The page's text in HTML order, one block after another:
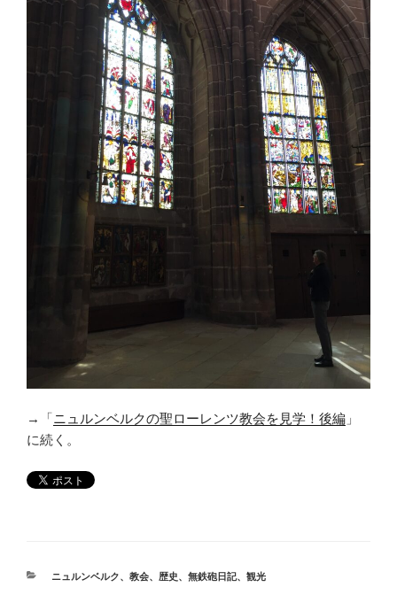
→「 ニュルンベルクの聖ローレンツ教会を見学！後編 」
に続く。
カ
ニュルンベルク、 教会、 歴史、 無鉄砲日記、 観光